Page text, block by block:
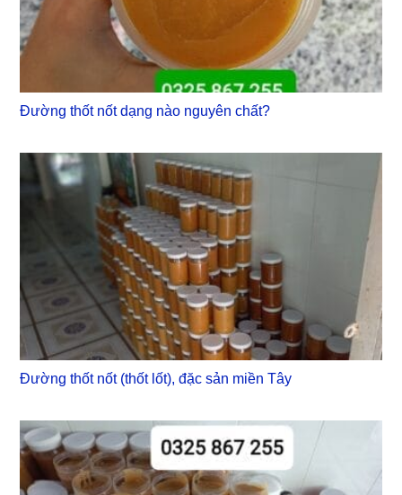
Đường thốt nốt dạng nào nguyên chất?
Đường thốt nốt (thốt lốt), đặc sản miền Tây